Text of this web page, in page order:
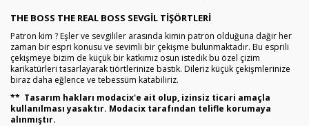
THE BOSS THE REAL BOSS SEVGIL TIŞÖRTLERI
Patron kim ? Eşler ve sevgililer arasında kimin patron olduğuna dağir her
zaman bir espri konusu ve sevimli bir çekişme bulunmaktadır. Bu esprili
çekişmeye bizim de küçük bir katkımız osun istedik bu özel çizim
karikatürleri tasarlayarak tiörtlerinize bastık. Dileriz küçük çekişmlerinize
biraz daha eğlence ve tebessüm katabiliriz.
** Tasarım hakları modacix'e ait olup, izinsiz ticari amaçla
kullanılması yasaktır. Modacix tarafından telifle korumaya
alınmıştır.